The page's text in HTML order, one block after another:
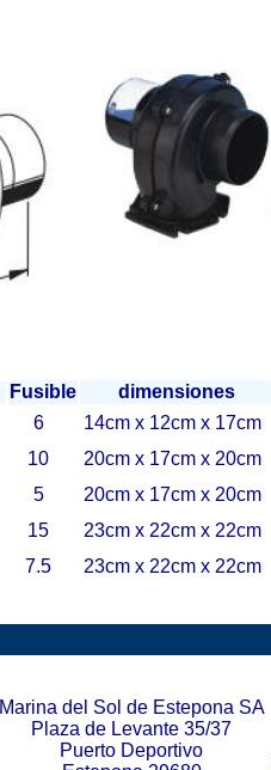
Fusible dimensiones
6 14cm x 12cm x 17cm
10 20cm x 17cm x 20cm
5 20cm x 17cm x 20cm
15 23cm x 22cm x 22cm
7.5 23cm x 22cm x 22cm
Marina del Sol de Estepona SA
Plaza de Levante 35/37
Puerto Deportivo